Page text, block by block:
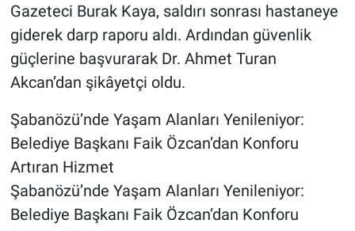
Gazeteci Burak Kaya, saldırı sonrası hastaneye
giderek darp raporu aldı. Ardından güvenlik
güçlerine başvurarak Dr. Ahmet Turan
Akcan’dan şikâyetçi oldu.
Şabanözü’nde Yaşam Alanları Yenileniyor:
Belediye Başkanı Faik Özcan’dan Konforu
Artıran Hizmet
Şabanözü’nde Yaşam Alanları Yenileniyor:
Belediye Başkanı Faik Özcan’dan Konforu